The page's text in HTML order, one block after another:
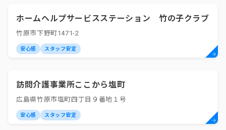
ホームヘルプサービスステーション 竹の子クラブ
竹原市下野町1471-2
安心感 スタッフ安定
訪問介護事業所ここから塩町
広島県竹原市塩町四丁目９番地１号
安心感 スタッフ安定